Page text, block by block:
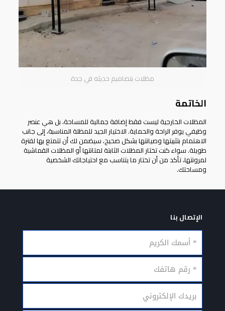
مظلات بتصاميم حديثه في جدة
الخاتمة
المظلات الخارجية ليست فقط إضافة جمالية للمساحة، بل هي عنصر
وظيفي يوفر الراحة والحماية. الاختيار الجيد للمظلة المناسبة، إلى جانب
الاهتمام بتثبيتها وصيانتها بشكل صحيح، سيضمن لك أن تتمتع بها لفترة
طويلة. سواء كنت تختار المظلات الثابتة لمتانتها أو المظلات القماشية
لمرونتها، تأكد من أن تختار ما يتناسب مع احتياجاتك الشخصية
ومساحتك.
الإتصال بنا